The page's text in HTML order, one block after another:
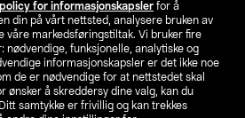
policy for informasjonskapsler for å
din på vårt nettsted, analysere bruken av
våre markedsføringstiltak. Vi bruker fire
nødvendige, funksjonelle, analytiske og
informasjonskapsler er det ikke noe
de er nødvendige for at nettstedet skal
ønsker å skreddersy dine valg, kan du
samtykke er frivillig og kan trekkes
SE NO FI